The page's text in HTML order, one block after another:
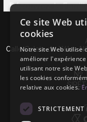
Découvrez la
Calle Caleta de Vélez
Nº
Ce site Web
cookies
Notre site Web utilise
améliorer
utilisant notre site
les cookies
relative aux cookies.
STRICTEMENT